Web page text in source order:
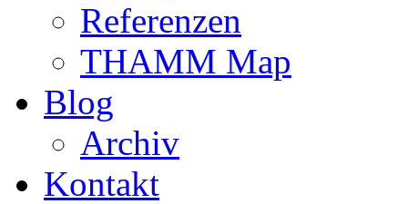
Referenzen
THAMM Map
Blog
Archiv
Kontakt